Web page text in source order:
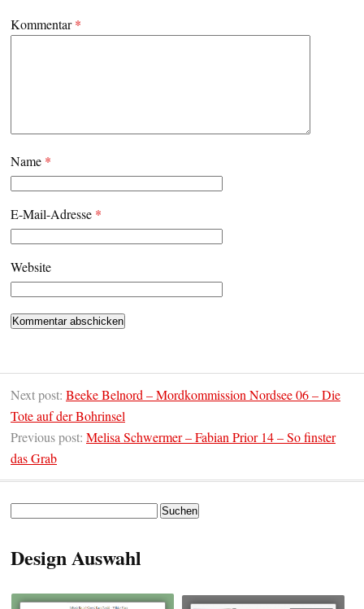
Kommentar*
Name *
E-Mail-Adresse *
Website
Next post: Beeke Belnord – Mordkommission Nordsee 06 – Die
Tote auf der Bohrinsel
Previous post: Melisa Schwermer – Fabian Prior 14 – So finster
das Grab
Design Auswahl